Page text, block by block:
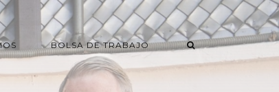
BOLSA DE TRABAJO